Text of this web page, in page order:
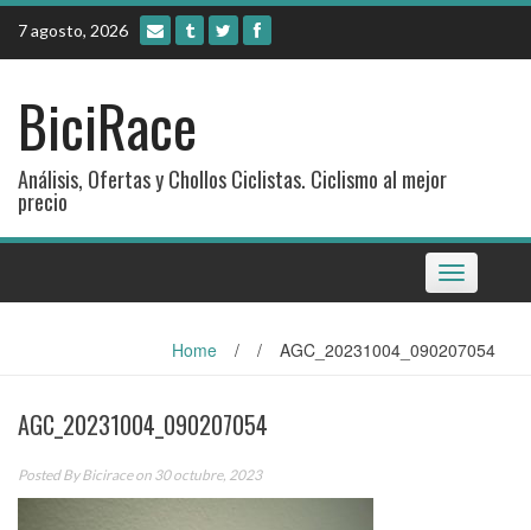
Skip
content
7 agosto, 2026
BiciRace
Análisis, Ofertas y Chollos Ciclistas. Ciclismo al mejor
precio
Toggle
navigation
Home / / AGC_20231004_090207054
AGC_20231004_090207054
Posted ByBiciraceon 30 octubre, 2023